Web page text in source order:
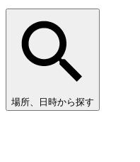
場所、日時から探す